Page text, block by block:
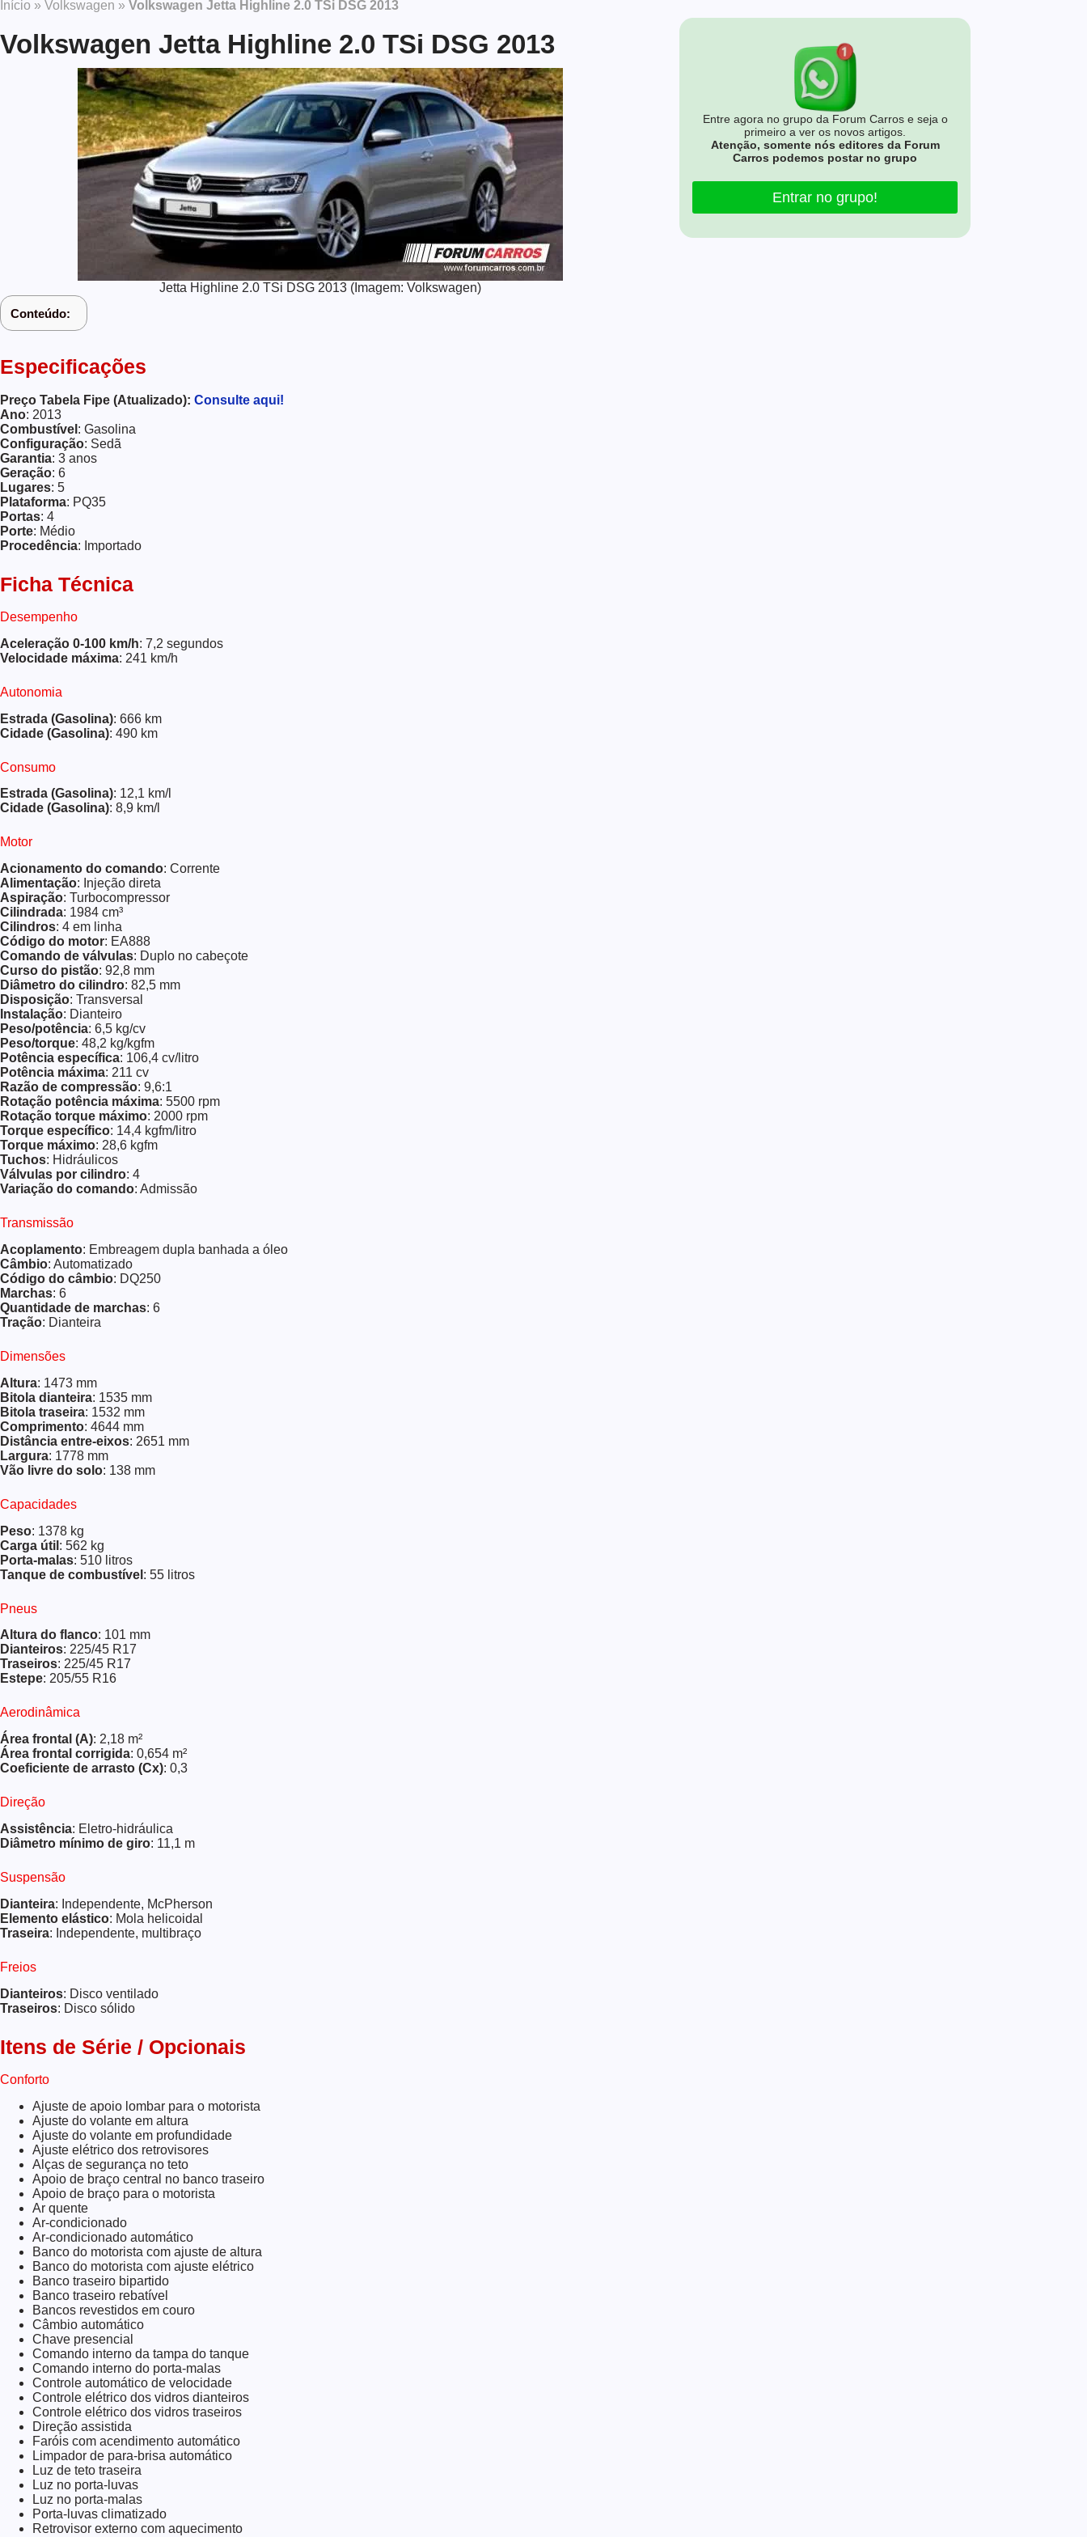
Início » Volkswagen » Volkswagen Jetta Highline 2.0 TSi DSG 2013
Volkswagen Jetta Highline 2.0 TSi DSG 2013
Jetta Highline 2.0 TSi DSG 2013 (Imagem: Volkswagen)
Conteúdo:
Especificações
Preço Tabela Fipe (Atualizado): Consulte aqui!
Ano: 2013
Combustível : Gasolina
Configuração: Sedã
Garantia: 3 anos
Geração: 6
Lugares: 5
Plataforma: PQ35
Portas: 4
Porte: Médio
Procedência: Importado
Ficha Técnica
Desempenho
Aceleração 0-100 km/h: 7,2 segundos
Velocidade máxima: 241 km/h
Autonomia
Estrada (Gasolina): 666 km
Cidade (Gasolina): 490 km
Consumo
Estrada (Gasolina): 12,1 km/l
Cidade (Gasolina): 8,9 km/l
Motor
Acionamento do comando: Corrente
Alimentação: Injeção direta
Aspiração: Turbocompressor
Cilindrada: 1984 cm³
Cilindros: 4 em linha
Código do motor: EA888
Comando de válvulas: Duplo no cabeçote
Curso do pistão: 92,8 mm
Diâmetro do cilindro: 82,5 mm
Disposição: Transversal
Instalação: Dianteiro
Peso/potência: 6,5 kg/cv
Peso/torque: 48,2 kg/kgfm
Potência específica: 106,4 cv/litro
Potência máxima: 211 cv
Razão de compressão: 9,6:1
Rotação potência máxima: 5500 rpm
Rotação torque máximo: 2000 rpm
Torque específico: 14,4 kgfm/litro
Torque máximo: 28,6 kgfm
Tuchos: Hidráulicos
Válvulas por cilindro: 4
Variação do comando: Admissão
Transmissão
Acoplamento: Embreagem dupla banhada a óleo
Câmbio: Automatizado
Código do câmbio: DQ250
Marchas: 6
Quantidade de marchas: 6
Tração: Dianteira
Dimensões
Altura: 1473 mm
Bitola dianteira: 1535 mm
Bitola traseira: 1532 mm
Comprimento: 4644 mm
Distância entre-eixos: 2651 mm
Largura: 1778 mm
Vão livre do solo: 138 mm
Capacidades
Peso: 1378 kg
Carga útil : 562 kg
Porta-malas: 510 litros
Tanque de combustível : 55 litros
Pneus
Altura do flanco: 101 mm
Dianteiros: 225/45 R17
Traseiros: 225/45 R17
Estepe: 205/55 R16
Aerodinâmica
Área frontal (A): 2,18 m²
Área frontal corrigida: 0,654 m²
Coeficiente de arrasto (Cx): 0,3
Direção
Assistência: Eletro-hidráulica
Diâmetro mínimo de giro: 11,1 m
Suspensão
Dianteira: Independente, McPherson
Elemento elástico: Mola helicoidal
Traseira: Independente, multibraço
Freios
Dianteiros: Disco ventilado
Traseiros: Disco sólido
Itens de Série / Opcionais
Conforto
Ajuste de apoio lombar para o motorista
Ajuste do volante em altura
Ajuste do volante em profundidade
Ajuste elétrico dos retrovisores
Alças de segurança no teto
Apoio de braço central no banco traseiro
Apoio de braço para o motorista
Ar quente
Ar-condicionado
Ar-condicionado automático
Banco do motorista com ajuste de altura
Banco do motorista com ajuste elétrico
Banco traseiro bipartido
Banco traseiro rebatível
Bancos revestidos em couro
Câmbio automático
Chave presencial
Comando interno da tampa do tanque
Comando interno do porta-malas
Controle automático de velocidade
Controle elétrico dos vidros dianteiros
Controle elétrico dos vidros traseiros
Direção assistida
Faróis com acendimento automático
Limpador de para-brisa automático
Luz de teto traseira
Luz no porta-luvas
Luz no porta-malas
Porta-luvas climatizado
Retrovisor externo com aquecimento
Entre agora no grupo da Forum Carros e seja o
primeiro a ver os novos artigos.
Atenção, somente nós editores da Forum
Carros podemos postar no grupo
Entrar no grupo!